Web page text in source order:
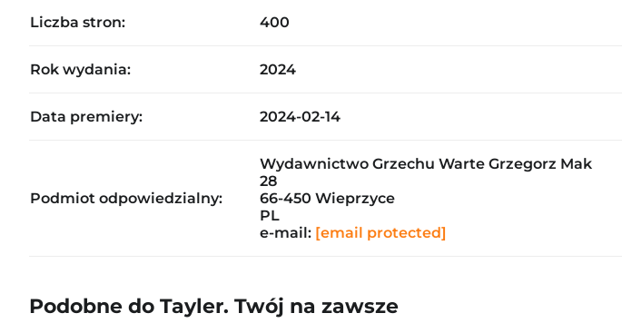
Liczba stron: 400
Rok wydania: 2024
Data premiery: 2024-02-14
Podmiot odpowiedzialny:
Wydawnictwo Grzechu Warte Grzegorz Mak
28
66-450 Wieprzyce
PL
e-mail: [email protected]
Podobne do Tayler. Twój na zawsze